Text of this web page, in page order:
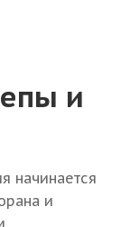
и
начинается
и